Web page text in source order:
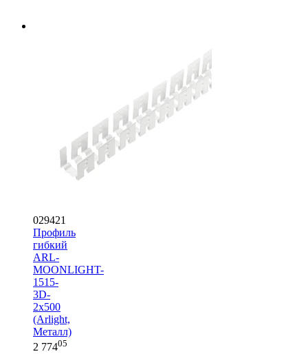
029421
Профиль
гибкий
ARL-
MOONLIGHT-
1515-
3D-
2x500
(Arlight,
Металл)
2 77405